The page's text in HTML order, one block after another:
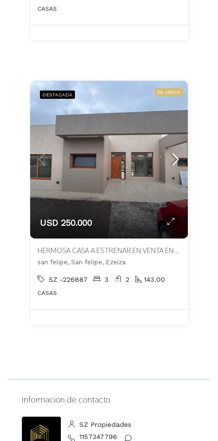
CASAS
DESTACADA EN VENTA
USD 250.000
HERMOSA CASA A ESTRENAR EN VENTA EN BARRIO SAN FELIPE
san felipe, San felipe, Ezeiza
SZ -226887 3 2 143.00
CASAS
Información de contacto
SZ Propiedades
1157347796